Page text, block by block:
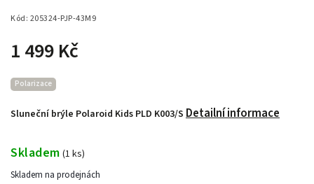
Kód: 205324-PJP-43M9
1 499 Kč
Sluneční brýle Polaroid Kids PLD K003/S Detailní informace
Polarizace
Skladem (1 ks)
Skladem na prodejnách